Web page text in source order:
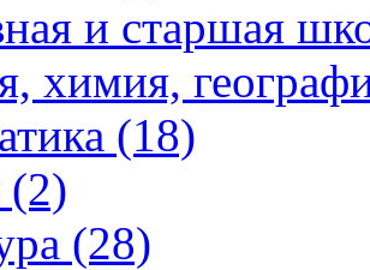
и старшая
химия,
(18)
(2)
(28)